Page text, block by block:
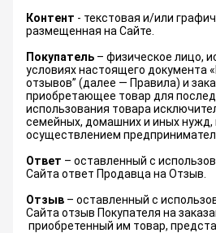
https://armtek.by/
Политика видеонаблюдения
Подача электронных
электронной форме)
Контент - текстовая и/или
размещенная на Сайте.
Покупатель – физическое лицо,
условиях настоящего документа
отзывов” (далее — Правила) и
приобретающее товар для
использования товара
семейных, домашних и иных нужд,
осуществлением
Ответ – оставленный с
Сайта ответ Продавца на Отзыв.
Отзыв – оставленный с
Сайта отзыв Покупателя на
приобретенный им товар,